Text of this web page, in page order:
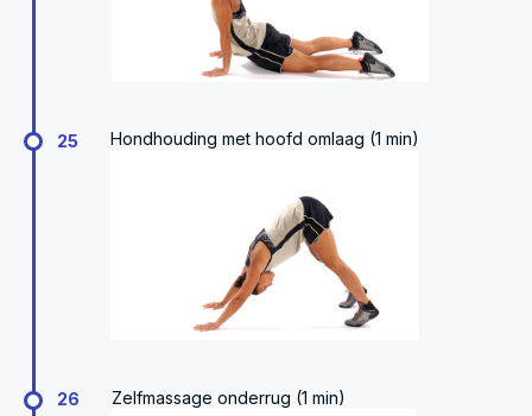
25 Hondhouding met hoofd omlaag (1 min)
26 Zelfmassage onderrug (1 min)